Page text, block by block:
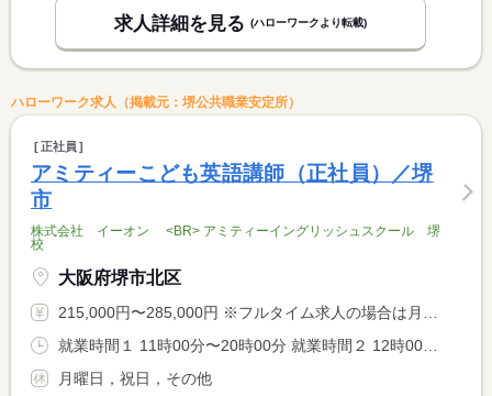
求人詳細を見る (ハローワークより転載)
ハローワーク求人（掲載元：堺公共職業安定所）
正社員
アミティーこども英語講師（正社員）／堺
市
株式会社 イーオン <BR> アミティーイングリッシュスクール 堺
校
大阪府堺市北区
215,000円〜285,000円 ※フルタイム求人の場合は月額（換算額）、パート求人の場合は時間額を表示しています。
就業時間１ 11時00分〜20時00分 就業時間２ 12時00分〜21時00分 又は 10時00分〜21時00分の時間の間の8時間
月曜日，祝日，その他